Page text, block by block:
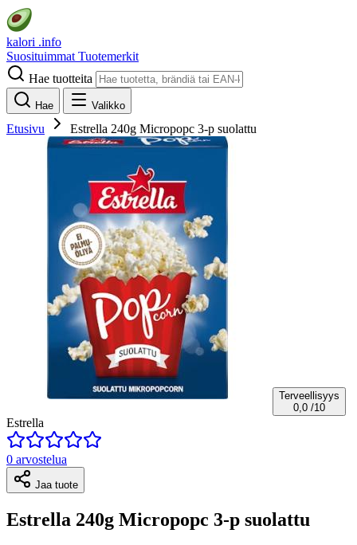
kalori .info
Suosituimmat Tuotemerkit
Hae tuotteita
Hae Valikko
Etusivu Estrella 240g Micropopc 3-p suolattu
Terveellisyys
0,0 /10
Estrella
0 arvostelua
Jaa tuote
Estrella 240g Micropopc 3-p suolattu